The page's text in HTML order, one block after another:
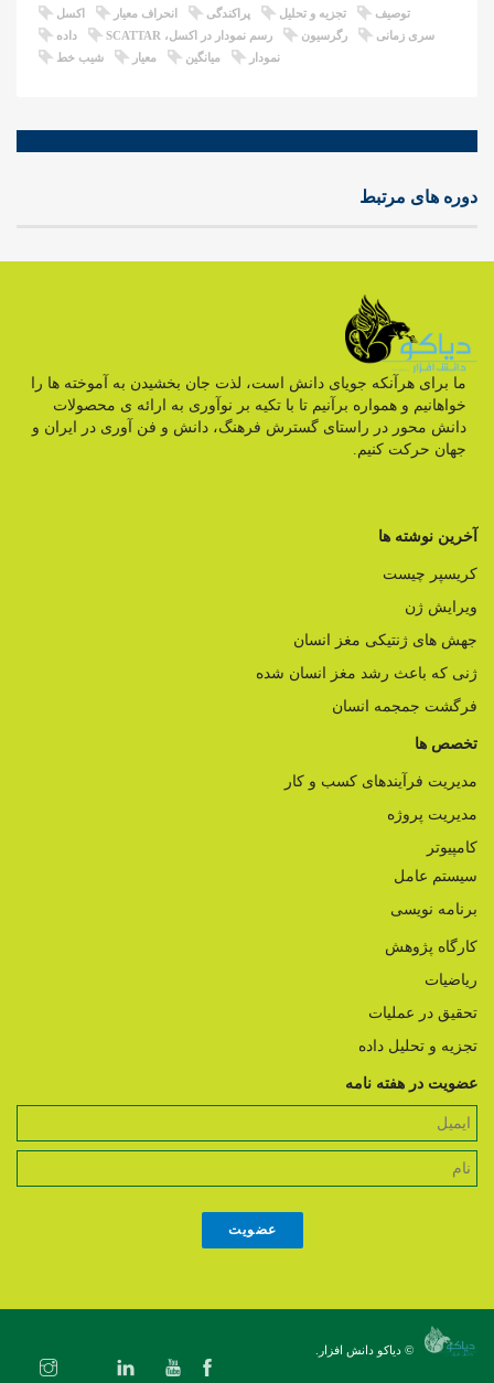
اکسل
انحراف معیار پراکندگی تجزیه و تحلیل
توصیف
داده
رسم نمودار در اکسل، SCATTAR رگرسیون
سری زمانی
شیب خط
معیار میانگین نمودار
دوره های مرتبط
ما برای هرآنکه جویای دانش است، لذت جان بخشیدن به آموخته ها را
خواهانیم و همواره برآنیم تا با تکیه بر نوآوری به ارائه ی محصولات
دانش محور در راستای گسترش فرهنگ، دانش و فن آوری در ایران و
جهان حرکت کنیم.
آخرین نوشته ها
کریسپر چیست
ویرایش ژن
جهش های ژنتیکی مغز انسان
ژنی که باعث رشد مغز انسان شده
فرگشت جمجمه انسان
تخصص ها
مدیریت فرآیندهای کسب و کار
مدیریت پروژه
کامپیوتر
سیستم عامل
برنامه نویسی
کارگاه پژوهش
ریاضیات
تحقیق در عملیات
تجزیه و تحلیل داده
عضویت در هفته نامه
© دیاکو دانش افزار.